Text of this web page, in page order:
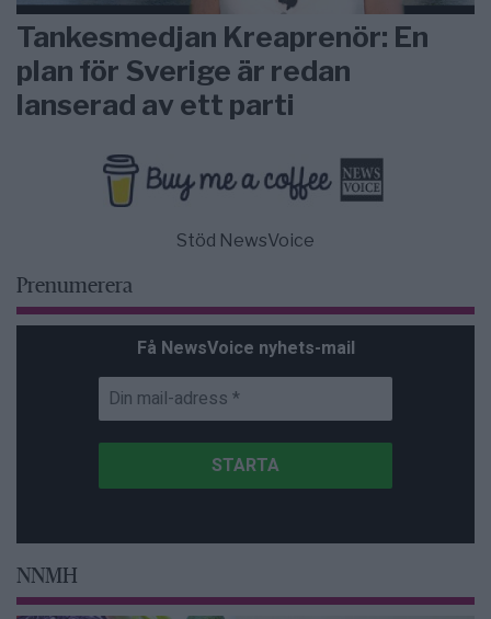
Tankesmedjan Kreaprenör: En
plan för Sverige är redan
lanserad av ett parti
Stöd NewsVoice
Prenumerera
Få NewsVoice nyhets-mail
NNMH